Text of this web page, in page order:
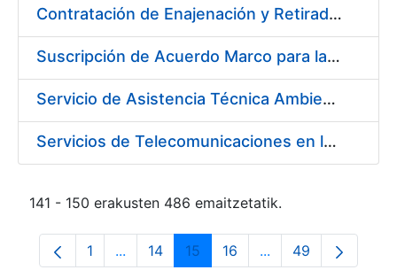
Contratación de Enajenación y Retirada de Recortes Sobrantes y Desperdicios de Papel Impreso y No Impreso durante el año 2019
Suscripción de Acuerdo Marco para la Contratación de Fabricación de Piezas
Servicio de Asistencia Técnica Ambiental en la FNMT-RCM Burgos
Servicios de Telecomunicaciones en la Fábrica Nacional de Moneda y Timbre - Real Casa de la Moneda
141 - 150 erakusten 486 emaitzetatik.
Orrialdea
1 ...Intermediate Pages Use TAB to navigate.
Orrialdea
14 Orrialdea
15 Orrialdea
16 ...Intermediate
Orrialdea
49